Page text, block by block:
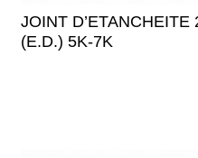
JOINT
(E.D.) 5K-7K